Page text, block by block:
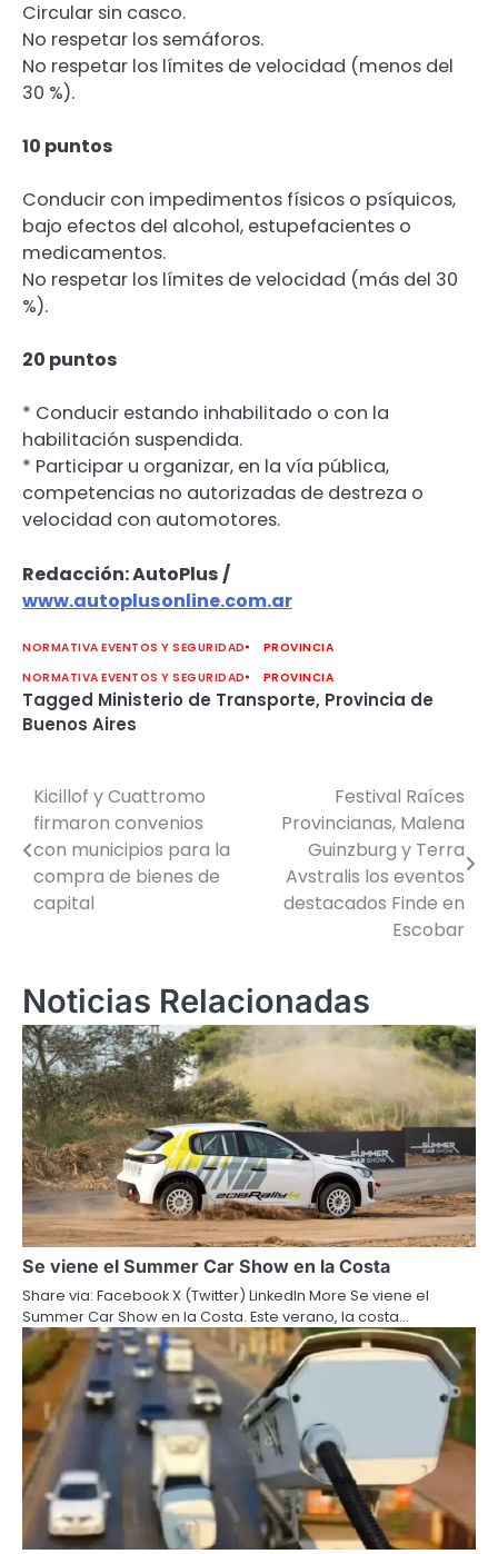
Circular sin casco.
No respetar los semáforos.
No respetar los límites de velocidad (menos del
30 %).
10 puntos
Conducir con impedimentos físicos o psíquicos,
bajo efectos del alcohol, estupefacientes o
medicamentos.
No respetar los límites de velocidad (más del 30
%).
20 puntos
* Conducir estando inhabilitado o con la
habilitación suspendida.
* Participar u organizar, en la vía pública,
competencias no autorizadas de destreza o
velocidad con automotores.
Redacción: AutoPlus /
www.autoplusonline.com.ar
NORMATIVA EVENTOS Y SEGURIDAD
PROVINCIA
NORMATIVA EVENTOS Y SEGURIDAD
PROVINCIA
Tagged Ministerio de Transporte, Provincia de
Buenos Aires
Navegación
de
entradas
Kicillof y Cuattromo
firmaron convenios
con municipios para la
compra de bienes de
capital
Festival Raíces
Provincianas, Malena
Guinzburg y Terra
Avstralis los eventos
destacados Finde en
Escobar
Noticias Relacionadas
Se viene el Summer Car Show en la Costa
Share via: Facebook X (Twitter) LinkedIn More Se viene el
Summer Car Show en la Costa. Este verano, la costa…